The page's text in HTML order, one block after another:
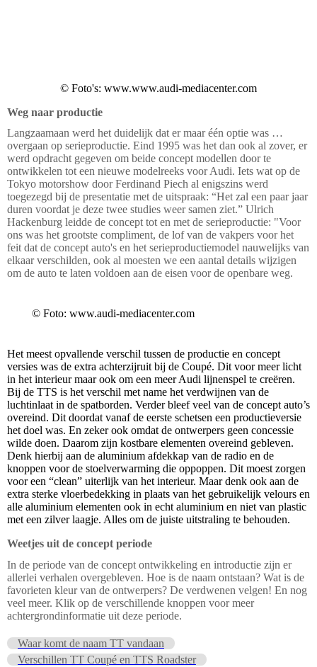
© Foto's: www.www.audi-mediacenter.com
Weg naar productie
Langzaamaan werd het duidelijk dat er maar één optie was …
overgaan op serieproductie. Eind 1995 was het dan ook al zover, er
werd opdracht gegeven om beide concept modellen door te
ontwikkelen tot een nieuwe modelreeks voor Audi. Iets wat op de
Tokyo motorshow door Ferdinand Piech al enigszins werd
toegezegd bij de presentatie met de uitspraak: “Het zal een paar jaar
duren voordat je deze twee studies weer samen ziet.” Ulrich
Hackenburg leidde de concept tot en met de serieproductie: "Voor
ons was het grootste compliment, de lof van de vakpers voor het
feit dat de concept auto's en het serieproductiemodel nauwelijks van
elkaar verschilden, ook al moesten we een aantal details wijzigen
om de auto te laten voldoen aan de eisen voor de openbare weg.
© Foto: www.audi-mediacenter.com
Het meest opvallende verschil tussen de productie en concept
versies was de extra achterzijruit bij de Coupé. Dit voor meer licht
in het interieur maar ook om een meer Audi lijnenspel te creëren.
Bij de TTS is het verschil met name het verdwijnen van de
luchtinlaat in de spatborden. Verder bleef veel van de concept auto’s
overeind. Dit doordat vanaf de eerste schetsen een productieversie
het doel was. En zeker ook omdat de ontwerpers geen concessie
wilde doen. Daarom zijn kostbare elementen overeind gebleven.
Denk hierbij aan de aluminium afdekkap van de radio en de
knoppen voor de stoelverwarming die oppoppen. Dit moest zorgen
voor een “clean” uiterlijk van het interieur. Maar denk ook aan de
extra sterke vloerbedekking in plaats van het gebruikelijk velours en
alle aluminium elementen ook in echt aluminium en niet van plastic
met een zilver laagje. Alles om de juiste uitstraling te behouden.
Weetjes uit de concept periode
In de periode van de concept ontwikkeling en introductie zijn er
allerlei verhalen overgebleven. Hoe is de naam ontstaan? Wat is de
favorieten kleur van de ontwerpers? De verdwenen velgen! En nog
veel meer. Klik op de verschillende knoppen voor meer
achtergrondinformatie uit deze periode.
Waar komt de naam TT vandaan
Verschillen TT Coupé en TTS Roadster